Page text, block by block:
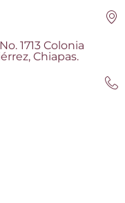
1713 Colonia
Chiapas.